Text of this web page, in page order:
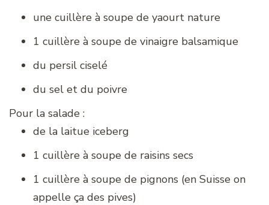
une cuillère à soupe de yaourt nature
1 cuillère à soupe de vinaigre balsamique
du persil ciselé
du sel et du poivre
Pour la salade :
de la laitue iceberg
1 cuillère à soupe de raisins secs
1 cuillère à soupe de pignons (en Suisse on
appelle ça des pives)